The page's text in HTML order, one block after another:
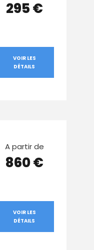
295 €
VOIR LES
DÉTAILS
A partir de
860 €
VOIR LES
DÉTAILS